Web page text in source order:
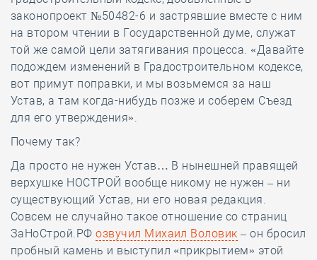
законопроект №50482-6 и застрявшие вместе с ним
на втором чтении в Государственной думе, служат
той же самой цели затягивания процесса. «Давайте
подождем изменений в Градостроительном кодексе,
вот примут поправки, и мы возьмемся за наш
Устав, а там когда-нибудь позже и соберем Съезд
для его утверждения».
Почему так?
Да просто не нужен Устав… В нынешней правящей
верхушке НОСТРОЙ вообще никому не нужен – ни
существующий Устав, ни его новая редакция.
Совсем не случайно такое отношение со страниц
ЗаНоСтрой.РФозвучил Михаил Воловик – он бросил
пробный камень и выступил «прикрытием» этой